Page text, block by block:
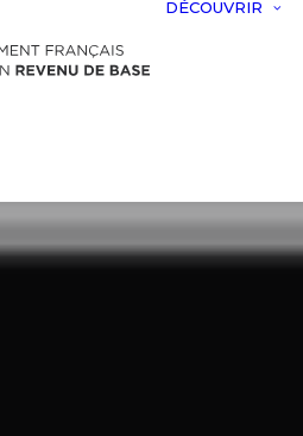
DÉCOUVRIR